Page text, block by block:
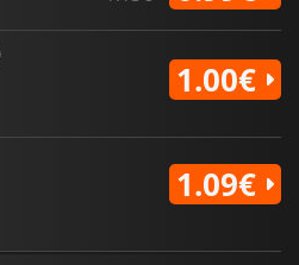
1.00€
1.09€